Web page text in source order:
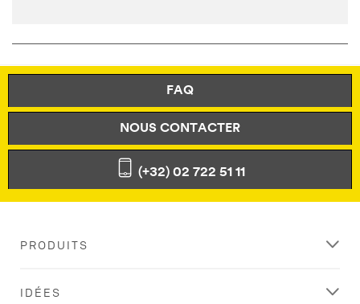
FAQ
NOUS CONTACTER
(+32) 02 722 51 11
PRODUITS
IDÉES